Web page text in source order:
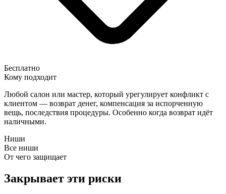
Бесплатно
Кому подходит
Любой салон или мастер, который урегулирует конфликт с
клиентом — возврат денег, компенсация за испорченную
вещь, последствия процедуры. Особенно когда возврат идёт
наличными.
Ниши
Все ниши
От чего защищает
Закрывает эти риски